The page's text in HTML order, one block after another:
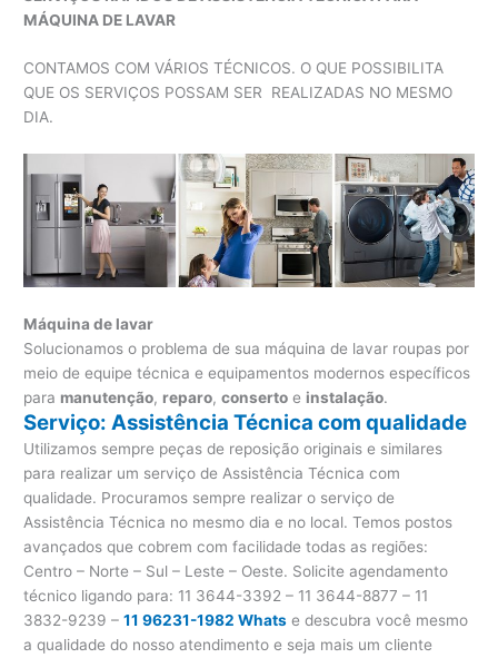
MÁQUINA DE LAVAR
CONTAMOS COM VÁRIOS TÉCNICOS. O QUE POSSIBILITA
QUE OS SERVIÇOS POSSAM SER REALIZADAS NO MESMO
DIA.
Máquina de lavar
Solucionamos o problema de sua máquina de lavar roupas por
meio de equipe técnica e equipamentos modernos específicos
para manutenção, reparo,conserto e instalação.
Serviço: Assistência Técnica com qualidade
Utilizamos sempre peças de reposição originais e similares
para realizar um serviço de Assistência Técnica com
qualidade. Procuramos sempre realizar o serviço de
Assistência Técnica no mesmo dia e no local. Temos postos
avançados que cobrem com facilidade todas as regiões:
Centro – Norte – Sul – Leste – Oeste. Solicite agendamento
técnico ligando para: 11 3644-3392 – 11 3644-8877 – 11
3832-9239 –11 96231-1982 Whats e descubra você mesmo
a qualidade do nosso atendimento e seja mais um cliente